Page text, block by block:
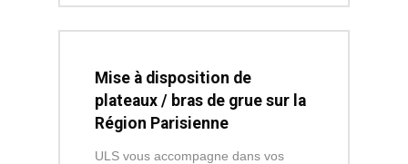
Mise à disposition de
plateaux / bras de grue sur la
Région Parisienne
ULS vous accompagne dans vos